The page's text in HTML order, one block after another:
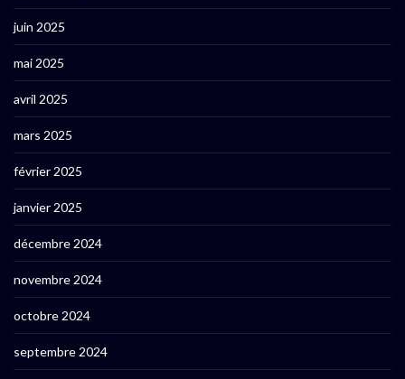
juin 2025
mai 2025
avril 2025
mars 2025
février 2025
janvier 2025
décembre 2024
novembre 2024
octobre 2024
septembre 2024